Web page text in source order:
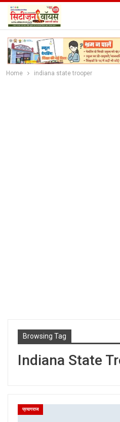
Home indiana state trooper
Browsing Tag
Indiana State
प्रयागराज